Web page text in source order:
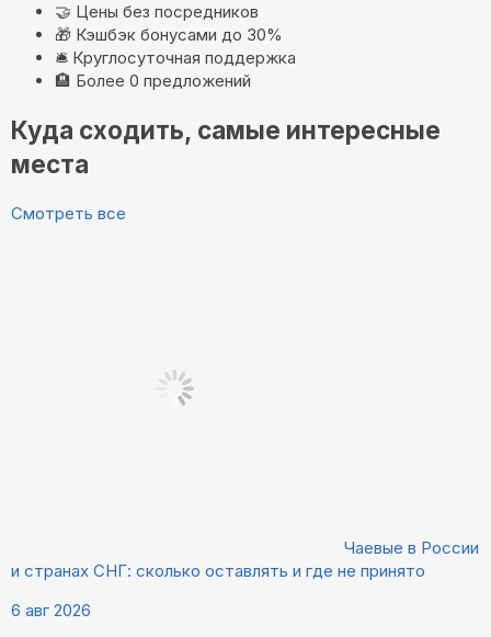
🤝 Цены без посредников
🎁 Кэшбэк бонусами до 30%
🛎️ Круглосуточная поддержка
🏨 Более 0 предложений
Куда сходить, самые интересные
места
Смотреть все
Чаевые в России
и странах СНГ: сколько оставлять и где не принято
6 авг 2026